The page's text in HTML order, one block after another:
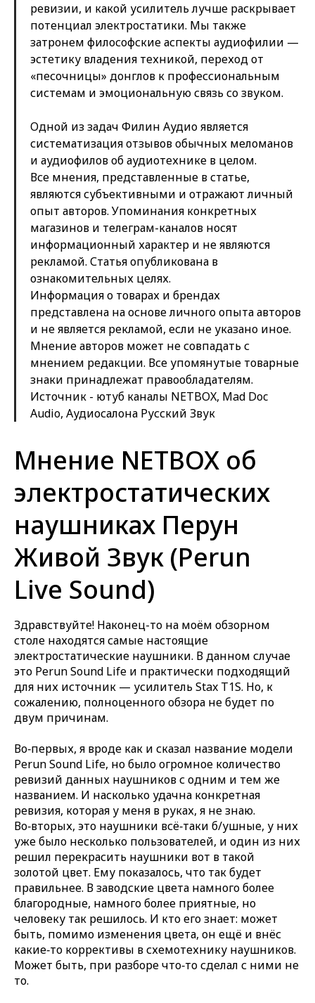
ревизии, и какой усилитель лучше раскрывает
потенциал электростатики. Мы также
затронем философские аспекты аудиофилии —
эстетику владения техникой, переход от
«песочницы» донглов к профессиональным
системам и эмоциональную связь со звуком.
Одной из задач Филин Аудио является
систематизация отзывов обычных меломанов
и аудиофилов об аудиотехнике в целом.
Все мнения, представленные в статье,
являются субъективными и отражают личный
опыт авторов. Упоминания конкретных
магазинов и телеграм-каналов носят
информационный характер и не являются
рекламой. Статья опубликована в
ознакомительных целях.
Информация о товарах и брендах
представлена на основе личного опыта авторов
и не является рекламой, если не указано иное.
Мнение авторов может не совпадать с
мнением редакции. Все упомянутые товарные
знаки принадлежат правообладателям.
Источник - ютуб каналы NETBOX, Mad Doc
Audio, Аудиосалона Русский Звук
Мнение NETBOX об
электростатических
наушниках Перун
Живой Звук (Perun
Live Sound)
Здравствуйте! Наконец-то на моём обзорном
столе находятся самые настоящие
электростатические наушники. В данном случае
это Perun Sound Life и практически подходящий
для них источник — усилитель Stax T1S. Но, к
сожалению, полноценного обзора не будет по
двум причинам.
Во‑первых, я вроде как и сказал название модели
Perun Sound Life, но было огромное количество
ревизий данных наушников с одним и тем же
названием. И насколько удачна конкретная
ревизия, которая у меня в руках, я не знаю.
Во‑вторых, это наушники всё‑таки б/ушные, у них
уже было несколько пользователей, и один из них
решил перекрасить наушники вот в такой
золотой цвет. Ему показалось, что так будет
правильнее. В заводские цвета намного более
благородные, намного более приятные, но
человеку так решилось. И кто его знает: может
быть, помимо изменения цвета, он ещё и внёс
какие‑то коррективы в схемотехнику наушников.
Может быть, при разборе что‑то сделал с ними не
то.